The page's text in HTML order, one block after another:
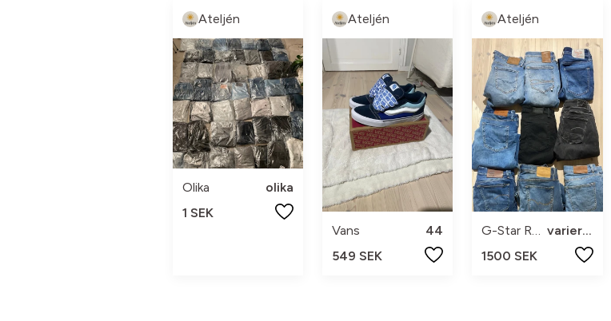
Ateljén
Olika
olika
1 SEK
Ateljén
Vans
44
549 SEK
Ateljén
G-Star Raw
varierar
1500 SEK